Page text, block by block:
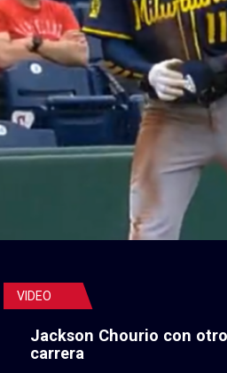
VIDEO
Jackson Chourio con
carrera